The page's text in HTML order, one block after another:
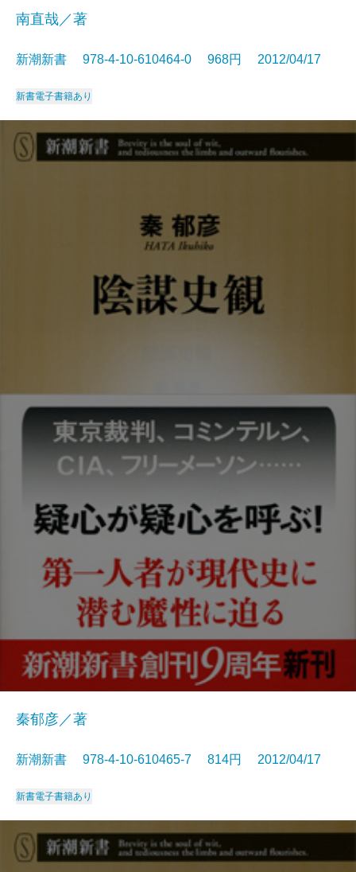
南直哉／著
新潮新書 978-4-10-610464-0 968円 2012/04/17
新書電子書籍あり
秦郁彦／著
新潮新書 978-4-10-610465-7 814円 2012/04/17
新書電子書籍あり